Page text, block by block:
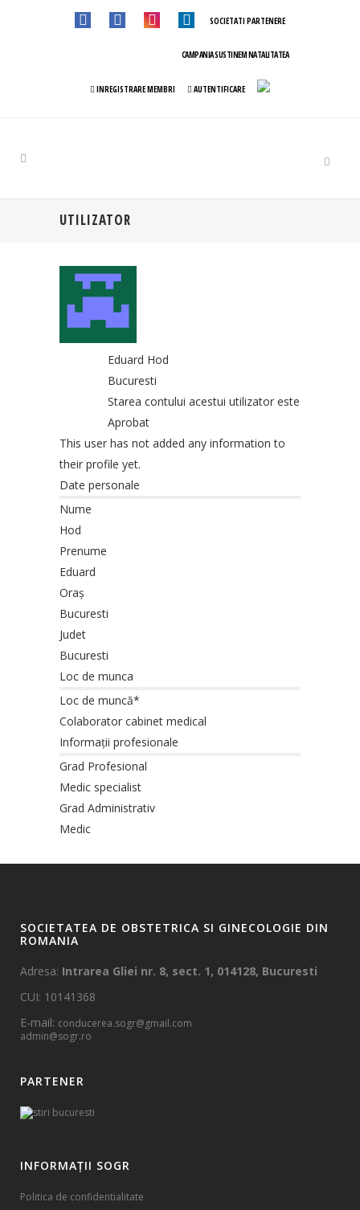
SOCIETATI PARTENERE
CAMPANIA SUSTINEM NATALITATEA
INREGISTRARE MEMBRI AUTENTIFICARE
UTILIZATOR
Eduard Hod
Bucuresti
Starea contului acestui utilizator este
Aprobat
This user has not added any information to
their profile yet.
Date personale
Nume
Hod
Prenume
Eduard
Oraș
Bucuresti
Judet
Bucuresti
Loc de munca
Loc de muncă*
Colaborator cabinet medical
Informații profesionale
Grad Profesional
Medic specialist
Grad Administrativ
Medic
SOCIETATEA DE OBSTETRICA SI GINECOLOGIE DIN
ROMANIA
Adresa: Intrarea Gliei nr. 8, sect. 1, 014128, Bucuresti
CUI: 10141368
E-mail: conducerea.sogr@gmail.com
admin@sogr.ro
PARTENER
INFORMAȚII SOGR
Politica de confidentialitate